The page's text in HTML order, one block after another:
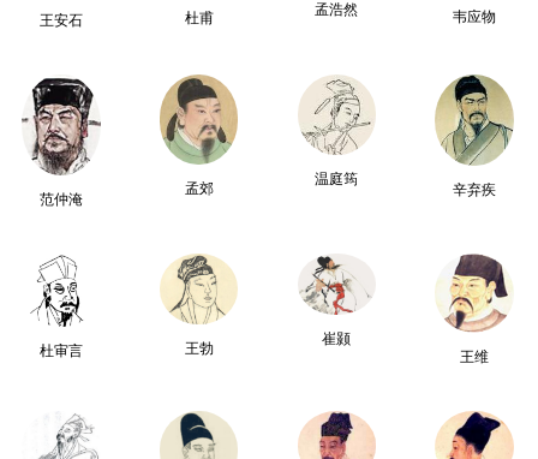
王安石 杜甫
孟浩然 韦应物
范仲淹
孟郊
温庭筠
辛弃疾
杜审言 王勃
崔颢
王维